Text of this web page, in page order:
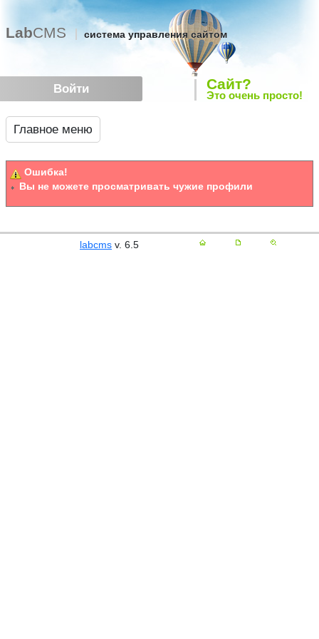
Войти
LabCMS система управления сайтом
Сайт?
Это очень просто!
Главное меню
Ошибка!
Вы не можете просматривать чужие профили
labcms v. 6.5